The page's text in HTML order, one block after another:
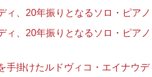
ィ、20年振りとなるソロ・ピア
ィ、20年振りとなるソロ・ピア
手掛けたルドヴィコ・エイナウ